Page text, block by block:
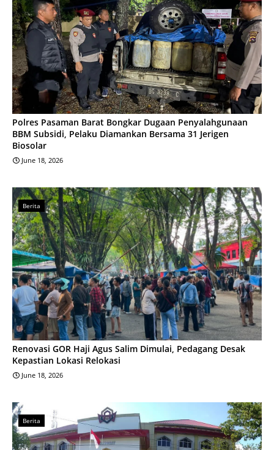
Polres Pasaman Barat Bongkar Dugaan Penyalahgunaan
BBM Subsidi, Pelaku Diamankan Bersama 31 Jerigen
Biosolar
June 18, 2026
Berita
Renovasi GOR Haji Agus Salim Dimulai, Pedagang Desak
Kepastian Lokasi Relokasi
June 18, 2026
Berita